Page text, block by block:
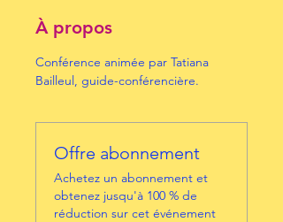
À propos
Conférence animée par Tatiana
Bailleul, guide-conférencière.
Offre abonnement
Achetez un abonnement et
obtenez jusqu'à 100 % de
réduction sur cet événement